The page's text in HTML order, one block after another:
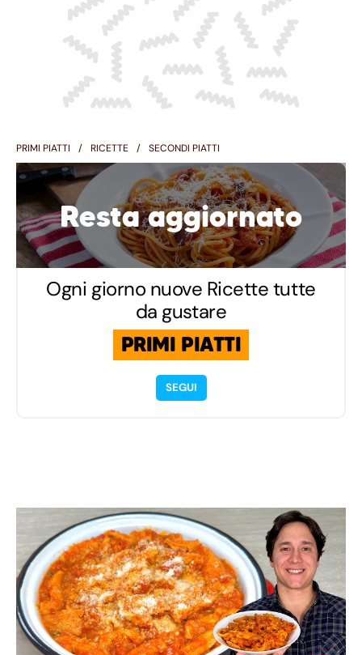
PRIMI PIATTI RICETTE SECONDI PIATTI
Resta aggiornato
Ogni giorno nuove Ricette tutte
da gustare
PRIMI PIATTI
SEGUI